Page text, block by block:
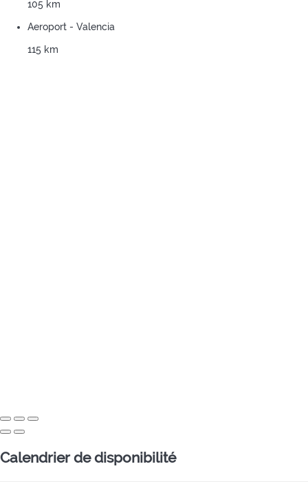
105 km
Aeroport - Valencia
115 km
Calendrier de disponibilité